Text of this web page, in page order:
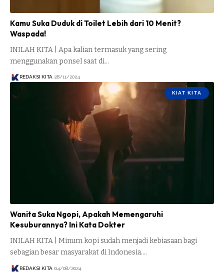
Kamu Suka Duduk di Toilet Lebih dari 10 Menit?
Waspada!
INILAH KITA | Apa kalian termasuk yang sering
menggunakan ponsel saat di…
REDAKSI KITA 28/11/2024
KIAT KITA
Wanita Suka Ngopi, Apakah Memengaruhi
Kesuburannya? Ini Kata Dokter
INILAH KITA | Minum kopi sudah menjadi kebiasaan bagi
sebagian besar masyarakat di Indonesia.…
REDAKSI KITA 04/08/2024